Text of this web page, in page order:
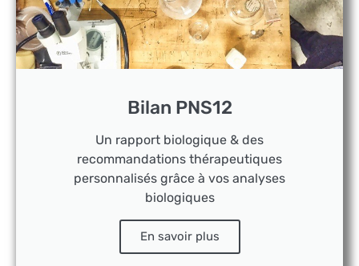
Bilan PNS12
Un rapport biologique & des
recommandations thérapeutiques
personnalisés grâce à vos analyses
biologiques
En savoir plus